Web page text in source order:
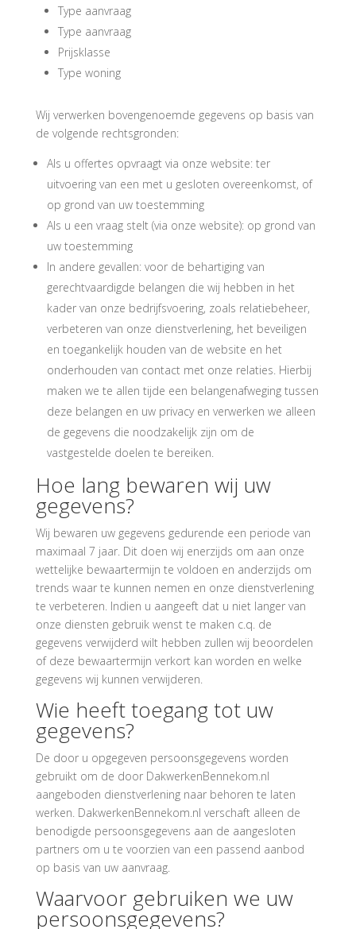
Type aanvraag
Type aanvraag
Prijsklasse
Type woning
Wij verwerken bovengenoemde gegevens op basis van
de volgende rechtsgronden:
Als u offertes opvraagt via onze website: ter
uitvoering van een met u gesloten overeenkomst, of
op grond van uw toestemming
Als u een vraag stelt (via onze website): op grond van
uw toestemming
In andere gevallen: voor de behartiging van
gerechtvaardigde belangen die wij hebben in het
kader van onze bedrijfsvoering, zoals relatiebeheer,
verbeteren van onze dienstverlening, het beveiligen
en toegankelijk houden van de website en het
onderhouden van contact met onze relaties. Hierbij
maken we te allen tijde een belangenafweging tussen
deze belangen en uw privacy en verwerken we alleen
de gegevens die noodzakelijk zijn om de
vastgestelde doelen te bereiken.
Hoe lang bewaren wij uw
gegevens?
Wij bewaren uw gegevens gedurende een periode van
maximaal 7 jaar. Dit doen wij enerzijds om aan onze
wettelijke bewaartermijn te voldoen en anderzijds om
trends waar te kunnen nemen en onze dienstverlening
te verbeteren. Indien u aangeeft dat u niet langer van
onze diensten gebruik wenst te maken c.q. de
gegevens verwijderd wilt hebben zullen wij beoordelen
of deze bewaartermijn verkort kan worden en welke
gegevens wij kunnen verwijderen.
Wie heeft toegang tot uw
gegevens?
De door u opgegeven persoonsgegevens worden
gebruikt om de door DakwerkenBennekom.nl
aangeboden dienstverlening naar behoren te laten
werken. DakwerkenBennekom.nl verschaft alleen de
benodigde persoonsgegevens aan de aangesloten
partners om u te voorzien van een passend aanbod
op basis van uw aanvraag.
Waarvoor gebruiken we uw
persoonsgegevens?